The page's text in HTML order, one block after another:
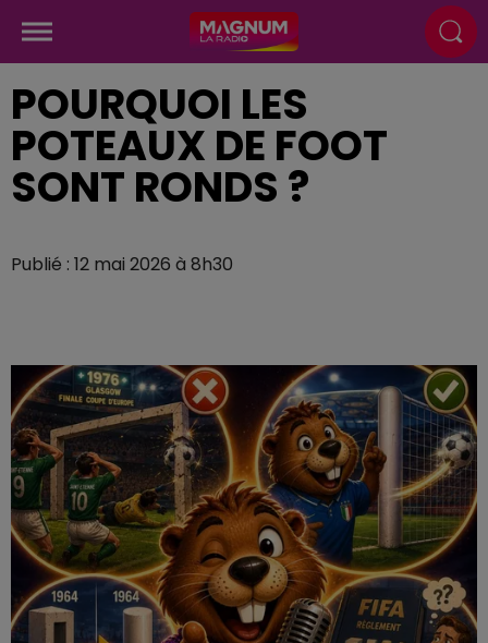
POURQUOI LES
POTEAUX DE FOOT
SONT RONDS ?
Publié : 12 mai 2026 à 8h30